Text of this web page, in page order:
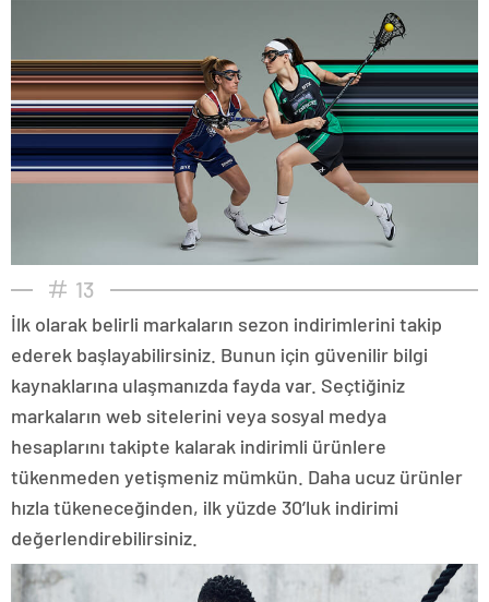
13
İlk olarak belirli markaların sezon indirimlerini takip
ederek başlayabilirsiniz. Bunun için güvenilir bilgi
kaynaklarına ulaşmanızda fayda var. Seçtiğiniz
markaların web sitelerini veya sosyal medya
hesaplarını takipte kalarak indirimli ürünlere
tükenmeden yetişmeniz mümkün. Daha ucuz ürünler
hızla tükeneceğinden, ilk yüzde 30’luk indirimi
değerlendirebilirsiniz.